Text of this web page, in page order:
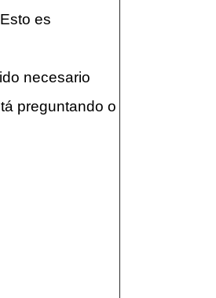
es
necesario
preguntando o